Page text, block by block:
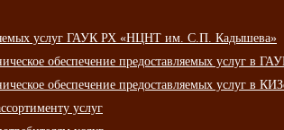
услуг ГАУК РХ «НЦНТ им. С.П. Кадышева»
обеспечение предоставляемых услуг
обеспечение предоставляемых услуг
услуг